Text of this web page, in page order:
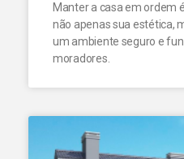
Manter a casa em ordem
não apenas sua estética,
um ambiente seguro e
moradores.